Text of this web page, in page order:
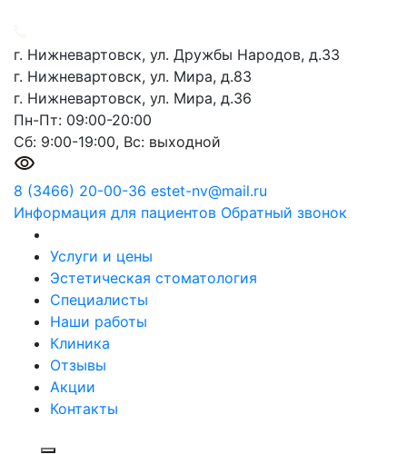
г. Нижневартовск, ул. Дружбы Народов, д.33
г. Нижневартовск, ул. Мира, д.83
г. Нижневартовск, ул. Мира, д.36
Пн-Пт: 09:00-20:00
Сб: 9:00-19:00, Вс: выходной
8 (3466) 20-00-36 estet-nv@mail.ru
Информация для пациентов Обратный звонок
Услуги и цены
Эстетическая стоматология
Специалисты
Наши работы
Клиника
Отзывы
Акции
Контакты